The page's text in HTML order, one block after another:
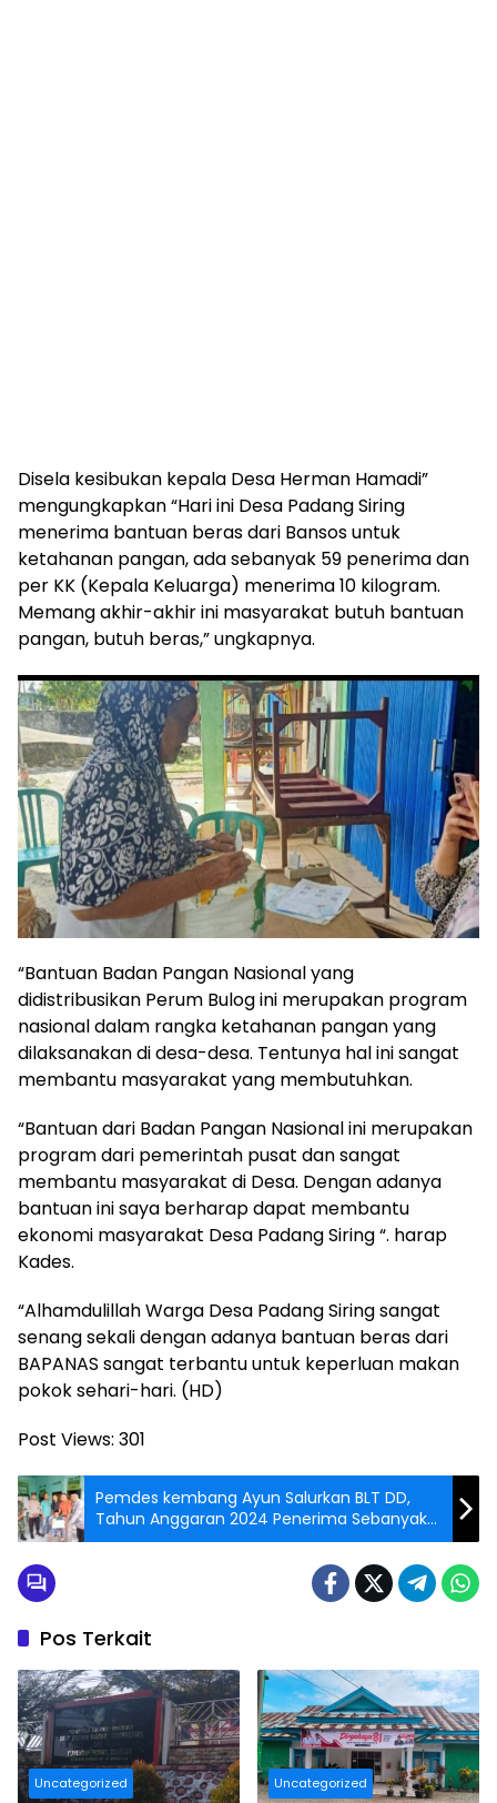
Disela kesibukan kepala Desa Herman Hamadi”
mengungkapkan “Hari ini Desa Padang Siring
menerima bantuan beras dari Bansos untuk
ketahanan pangan, ada sebanyak 59 penerima dan
per KK (Kepala Keluarga) menerima 10 kilogram.
Memang akhir-akhir ini masyarakat butuh bantuan
pangan, butuh beras,” ungkapnya.
“Bantuan Badan Pangan Nasional yang
didistribusikan Perum Bulog ini merupakan program
nasional dalam rangka ketahanan pangan yang
dilaksanakan di desa-desa. Tentunya hal ini sangat
membantu masyarakat yang membutuhkan.
“Bantuan dari Badan Pangan Nasional ini merupakan
program dari pemerintah pusat dan sangat
membantu masyarakat di Desa. Dengan adanya
bantuan ini saya berharap dapat membantu
ekonomi masyarakat Desa Padang Siring “. harap
Kades.
“Alhamdulillah Warga Desa Padang Siring sangat
senang sekali dengan adanya bantuan beras dari
BAPANAS sangat terbantu untuk keperluan makan
pokok sehari-hari. (HD)
Post Views: 301
Pemdes kembang Ayun Salurkan BLT DD,
Tahun Anggaran 2024 Penerima Sebanyak
12 KPM
Pos Terkait
Uncategorized Uncategorized